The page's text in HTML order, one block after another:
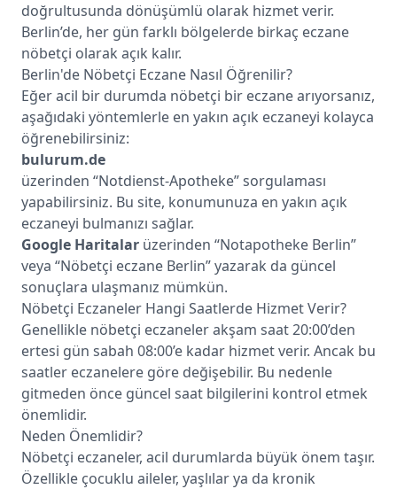
doğrultusunda dönüşümlü olarak hizmet verir.
Berlin’de, her gün farklı bölgelerde birkaç eczane
nöbetçi olarak açık kalır.
Berlin'de Nöbetçi Eczane Nasıl Öğrenilir?
Eğer acil bir durumda nöbetçi bir eczane arıyorsanız,
aşağıdaki yöntemlerle en yakın açık eczaneyi kolayca
öğrenebilirsiniz:
bulurum.de
üzerinden “Notdienst-Apotheke” sorgulaması
yapabilirsiniz. Bu site, konumunuza en yakın açık
eczaneyi bulmanızı sağlar.
Google Haritalar üzerinden “Notapotheke Berlin”
veya “Nöbetçi eczane Berlin” yazarak da güncel
sonuçlara ulaşmanız mümkün.
Nöbetçi Eczaneler Hangi Saatlerde Hizmet Verir?
Genellikle nöbetçi eczaneler akşam saat 20:00’den
ertesi gün sabah 08:00’e kadar hizmet verir. Ancak bu
saatler eczanelere göre değişebilir. Bu nedenle
gitmeden önce güncel saat bilgilerini kontrol etmek
önemlidir.
Neden Önemlidir?
Nöbetçi eczaneler, acil durumlarda büyük önem taşır.
Özellikle çocuklu aileler, yaşlılar ya da kronik